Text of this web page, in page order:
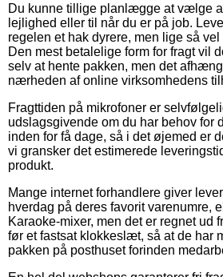
Du kunne tillige planlægge at vælge
lejlighed eller til når du er på job.
regelen et hak dyrere, men lige så
Den mest betalelige form for fragt vil
selv at hente pakken, men det
nærheden af online virksomhedens
Fragttiden på mikrofoner er
udslagsgivende om du har behov for
inden for få dage, så i det øjemed er
vi gransker det estimerede
produkt.
Mange internet forhandlere giver
hverdag på deres favorit varenumre,
Karaoke-mixer, men det er regnet ud
før et fastsat klokkeslæt, så at de har
pakken på posthuset forinden